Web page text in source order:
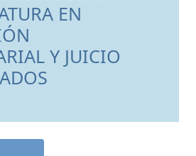
EN
Y JUICIO